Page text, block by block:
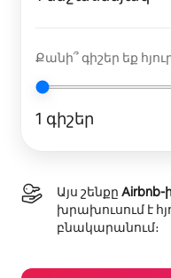
Քանի՞ գիշեր եք
1 գիշեր
Այս շենքը
խրախուսում է
բնակարանում։